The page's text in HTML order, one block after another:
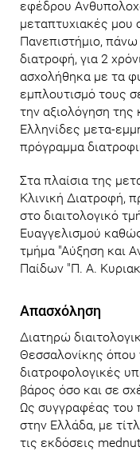
εφέδρου
μεταπτυχιακές μου
Πανεπιστήμιο,
διατροφή, για 2
ασχολήθηκα με τα
εμπλουτισμό τους
την αξιολόγηση της
Ελληνίδες μετα-
πρόγραμμα
Στα πλαίσια της
Κλινική Διατροφή,
στο διαιτολογικό
Ευαγγελισμού
τμήμα "Αύξηση και
Παίδων "Π. Α.
Απασχόληση
Διατηρώ
Θεσσαλονίκης
διατροφολογικές
βάρος όσο και σε
Ως συγγραφέας του
στην Ελλάδα, με
τις εκδόσεις